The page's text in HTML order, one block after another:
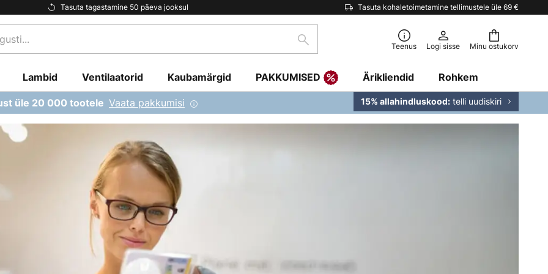
Tasuta tagastamine 50 päeva jooksul Tasuta kohaletoimetamine tellimustele üle 69 €
Minu ostukorv
Otsi Teenus Logi sisse
Lambid Ventilaatorid Kaubamärgid PAKKUMISED Ärikliendid Rohkem
üle 20 000 tootele Vaata pakkumisi 15% allahindluskood: telli uudiskiri